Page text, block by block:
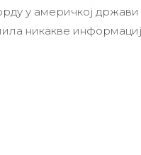
у америчкој
никакве